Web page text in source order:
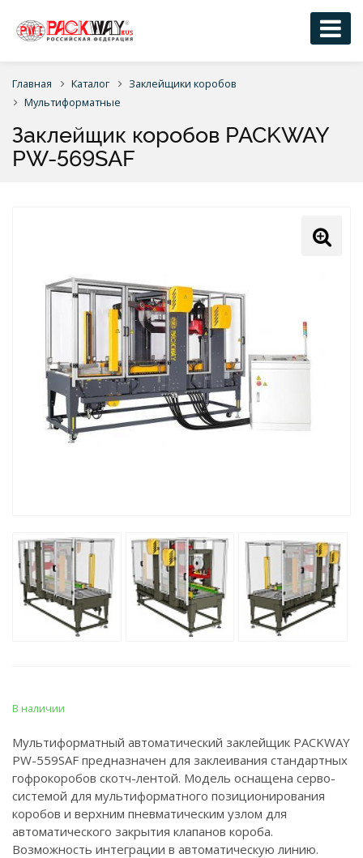
Главная Каталог
Заклейщики коробов
Мультиформатные
Заклейщик коробов PACKWAY
PW-569SAF
В наличии
Мультиформатный автоматический заклейщик PACKWAY
PW-559SAF предназначен для заклеивания стандартных
гофрокоробов скотч-лентой. Модель оснащена серво-
системой для мультиформатного позиционирования
коробов и верхним пневматическим узлом для
автоматического закрытия клапанов короба.
Возможность интеграции в автоматическую линию.